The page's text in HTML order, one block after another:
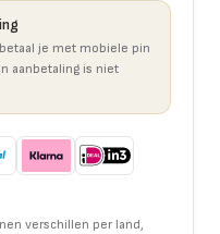
je met mobiele pin
aanbetaling is niet
verschillen per land,